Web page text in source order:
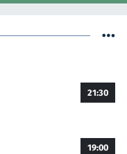
21:30
19:00